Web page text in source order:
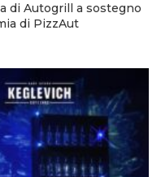
di Autogrill a sostegno
di PizzAut